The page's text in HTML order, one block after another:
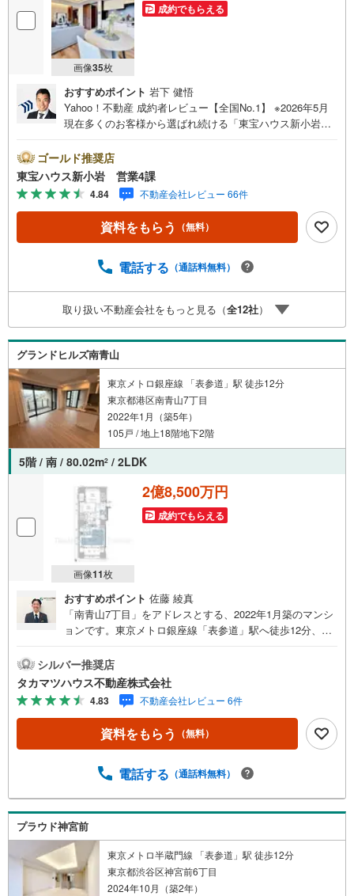
画像35枚
成約でもらえる
おすすめポイント 岩下 健悟
Yahoo！不動産 成約者レビュー【全国No.1】 ※2026年5月
現在多くのお客様から選ばれ続ける「東宝ハウス新小岩」
見学OK■営業時間内（9:00～20:00）はお電話でのご連絡が
スムーズです。ご自宅への送迎・最寄駅でのお待ち合わせ
等、お気軽にご相談ください。 選ばれる3つの「圧倒的メ
リット」 （1）【業界最低水準の提携住宅ローン】「他社
で断られた」「借入がある」方も独自審査で多数承認！優
遇金利と各種手数料0円でお得に。（2）【未来カレンダー
ュレーション。「月々いくらなら安心か」をプロが明確に
はありません。専属FPがお引渡し後も一生涯お守りしま
す。 Yahoo！不動産キャンペーン対象店舗 当店でのご成約
でPayPayボーナスがもらえるキャンペーン対象です！※必
ずYahoo！ JAPAN IDでログインの上お問い合わせくださ
い。
ゴールド推奨店
東宝ハウス新小岩 営業4課
4.84 不動産会社レビュー 66件
資料をもらう （無料）
電話する （通話料無料）
取り扱い不動産会社をもっと見る（全12社）
グランドヒルズ南青山
東京メトロ銀座線 「表参道」駅 徒歩12分
東京都港区南青山7丁目
2022年1月（築5年）
105戸 / 地上18階地下2階
5階 / 南 / 80.02m2 / 2LDK
画像11枚
2億8,500万円
成約でもらえる
おすすめポイント 佐藤 綾真
「南青山7丁目」をアドレスとする、2022年1月築のマンシ
ョンです。東京メトロ銀座線「表参道」駅へ徒歩12分、日
着いた邸宅街の両方を享受できる立地が魅力です。お部屋
は専有面積80.02平米のゆとりある2LDKプランで、築後未
入居・即引渡可能物件となっています。約3.5帖の使いやす
いキッチンや、約8.0帖・約6.5帖としっかりと広さが確保
された洋室など、生活動線に配慮された設計です。日勤管
理の良好な体制が整う全105戸のコミュニティで、ペットと
シルバー推奨店
タカマツハウス不動産株式会社
4.83 不動産会社レビュー 6件
資料をもらう （無料）
電話する （通話料無料）
プラウド神宮前
東京メトロ半蔵門線 「表参道」駅 徒歩12分
東京都渋谷区神宮前6丁目
2024年10月（築2年）